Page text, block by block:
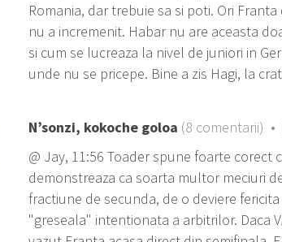
Romania, dar trebuie sa si poti. Ori
nu a incremenit. Habar nu are aceasta
si cum se lucreaza la nivel de juniori in
unde nu se pricepe. Bine a zis Hagi, la
N’sonzi, kokoche goloa (8 comentarii) •
@ Jay, 11:56 Toader spune foarte corect
demonstreaza ca soarta multor meciuri
fractiune de secunda, de o deviere
"greseala" intentionata a arbitrilor. Daca